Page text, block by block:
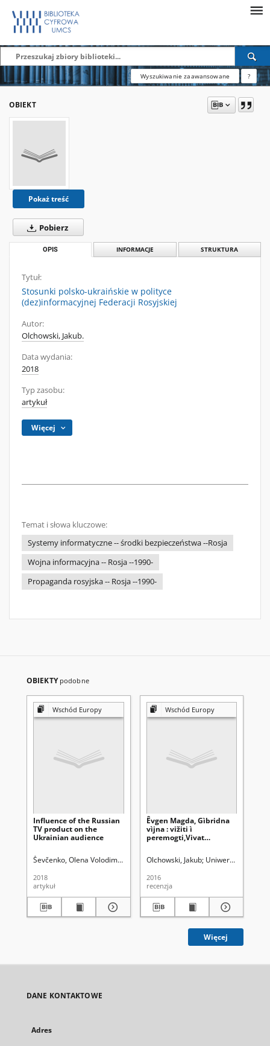
Wyszukiwanie zaawansowane ?
OBIEKT
Pokaż treść
Pobierz
OPIS INFORMACJE STRUKTURA
Tytuł:
Stosunki polsko-ukraińskie w polityce
(dez)informacyjnej Federacji Rosyjskiej
Autor:
Olchowski, Jakub.
Data wydania:
2018
Typ zasobu:
artykuł
Więcej
Temat i słowa kluczowe:
Systemy informatyczne -- środki bezpieczeństwa --Rosja
Wojna informacyjna -- Rosja --1990-
Propaganda rosyjska -- Rosja --1990-
OBIEKTY podobne
Wschód Europy
Influence of the Russian
TV product on the
Ukrainian audience
Ševčenko, Olena Volodimirìvna Uniwersytet Marii Curie-
2018
artykuł
Wschód Europy
Êvgen Magda, Gìbridna
vìjna : vižiti ì
peremogti,Vivat
- recenzja
Olchowski, Jakub Uniwersytet Marii
2016
recenzja
Więcej
DANE KONTAKTOWE
Adres